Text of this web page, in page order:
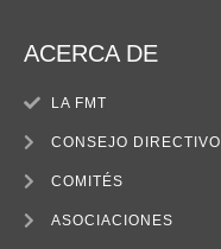
ACERCA DE
LA FMT
CONSEJO DIRECTIVO
COMITÉS
ASOCIACIONES